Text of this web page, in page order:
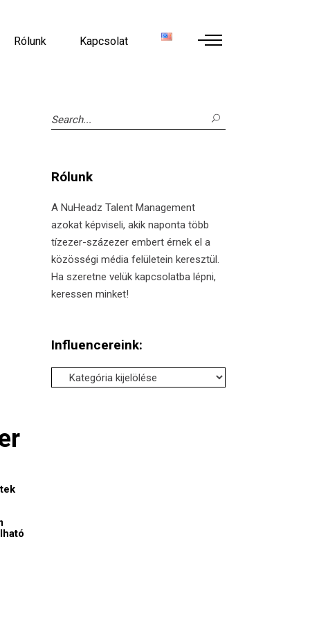
Rólunk Kapcsolat
Search
for:
Rólunk
A NuHeadz Talent Management
azokat képviseli, akik naponta több
tízezer-százezer embert érnek el a
közösségi média felületein keresztül.
Ha szeretne velük kapcsolatba lépni,
keressen minket!
Influencereink:
Influencereink: